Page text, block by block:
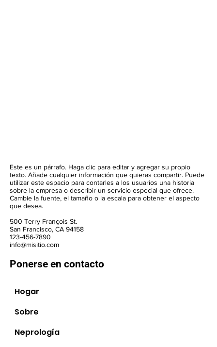
Este es un párrafo. Haga clic para editar y agregar su propio
texto. Añade cualquier información que quieras compartir. Puede
utilizar este espacio para contarles a los usuarios una historia
sobre la empresa o describir un servicio especial que ofrece.
Cambie la fuente, el tamaño o la escala para obtener el aspecto
que desea.
500 Terry François St.
San Francisco, CA 94158
123-456-7890
info@misitio.com
Ponerse en contacto
Hogar
Sobre
Neprología